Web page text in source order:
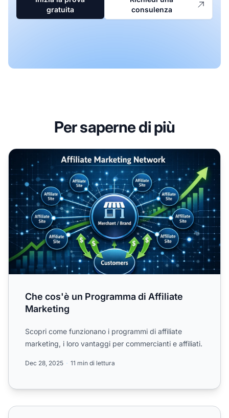
gratuita
consulenza
Per saperne di più
Che cos'è un Programma di Affiliate Marketing
Che cos'è un Programma di Affiliate
Marketing
Scopri come funzionano i programmi di affiliate
marketing, i loro vantaggi per commercianti e affiliati.
Dec 28, 2025 11 min di lettura
Programma di Affiliazione